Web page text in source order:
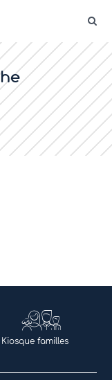
de la ville de
fleurs
Kiosque familles